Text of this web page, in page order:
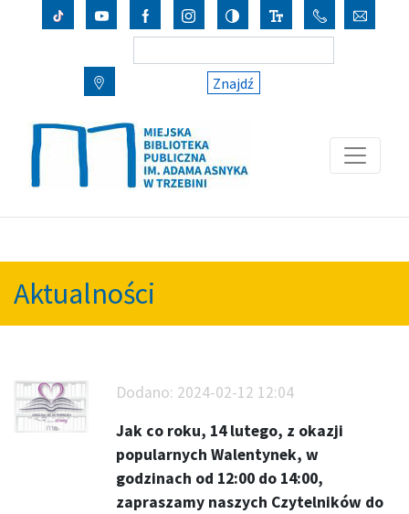
Znajdź
Aktualności
Dodano: 2024-02-12 12:04
Jak co roku, 14 lutego, z okazji
popularnych Walentynek, w
godzinach od 12:00 do 14:00,
zapraszamy naszych Czytelników do